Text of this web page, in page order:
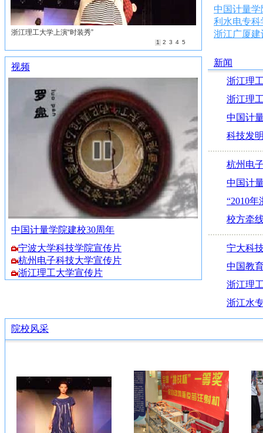
视频
中国计量学院建校30周年
宁波大学科技学院宣传片
杭州电子科技大学宣传片
浙江理工大学宣传片
中国计量学
利水电专科
浙江广厦
新闻
浙江理
浙江理
中国计
科技发
杭州电
中国计
“2010
校方牵
宁大科
中国教
浙江理
浙江水
院校风采